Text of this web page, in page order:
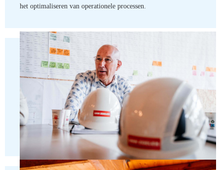
het optimaliseren van operationele processen.